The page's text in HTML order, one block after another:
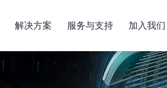
解决方案 服务与支持 加入我们